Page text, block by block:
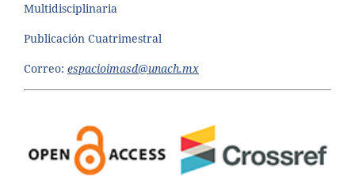
Multidisciplinaria
Publicación Cuatrimestral
Correo: espacioimasd@unach.mx